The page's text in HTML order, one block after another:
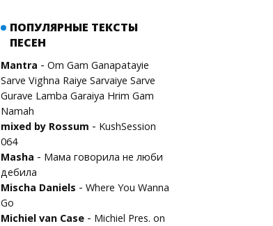
ПОПУЛЯРНЫЕ ТЕКСТЫ
ПЕСЕН
Mantra - Om Gam Ganapatayie
Sarve Vighna Raiye Sarvaiye Sarve
Gurave Lamba Garaiya Hrim Gam
Namah
mixed by Rossum - KushSession
064
Masha - Мама говорила не люби
дебила
Mischa Daniels - Where You Wanna
Go
Michiel van Case - Michiel Pres. on